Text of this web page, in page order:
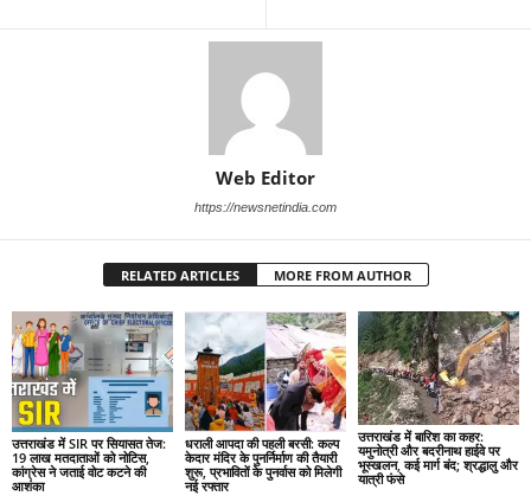
Web Editor
https://newsnetindia.com
RELATED ARTICLES MORE FROM AUTHOR
उत्तराखंड में SIR पर सियासत तेज:
19 लाख मतदाताओं को नोटिस,
कांग्रेस ने जताई वोट कटने की
आशंका
धराली आपदा की पहली बरसी: कल्प
केदार मंदिर के पुनर्निर्माण की तैयारी
शुरू, प्रभावितों के पुनर्वास को मिलेगी
नई रफ्तार
उत्तराखंड में बारिश का कहर:
यमुनोत्री और बदरीनाथ हाईवे पर
भूस्खलन, कई मार्ग बंद; श्रद्धालु और
यात्री फंसे